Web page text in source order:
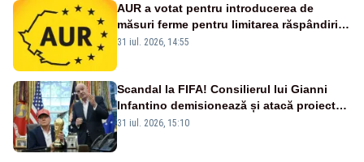
AUR a votat pentru introducerea de
măsuri ferme pentru limitarea răspândirii
virusului pestei porcine africane
31 iul. 2026, 14:55
Scandal la FIFA! Consilierul lui Gianni
Infantino demisionează și atacă proiectul
privind investitorii străini
31 iul. 2026, 15:10